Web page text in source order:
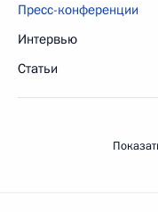
Пресс-конференции
Интервью
Статьи